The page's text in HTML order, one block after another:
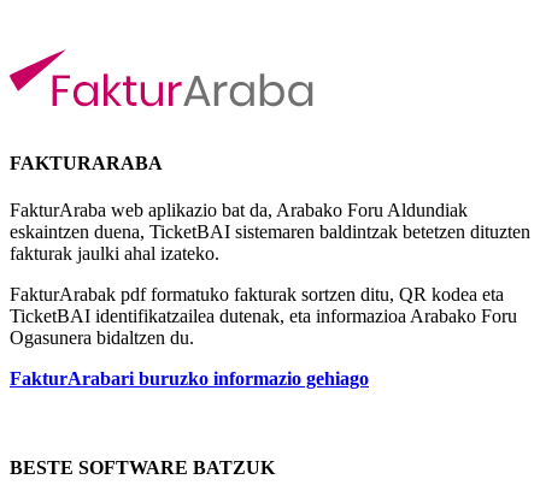
FAKTURARABA
FakturAraba web aplikazio bat da, Arabako Foru Aldundiak
eskaintzen duena, TicketBAI sistemaren baldintzak betetzen dituzten
fakturak jaulki ahal izateko.
FakturArabak pdf formatuko fakturak sortzen ditu, QR kodea eta
TicketBAI identifikatzailea dutenak, eta informazioa Arabako Foru
Ogasunera bidaltzen du.
FakturArabari buruzko informazio gehiago
BESTE SOFTWARE BATZUK